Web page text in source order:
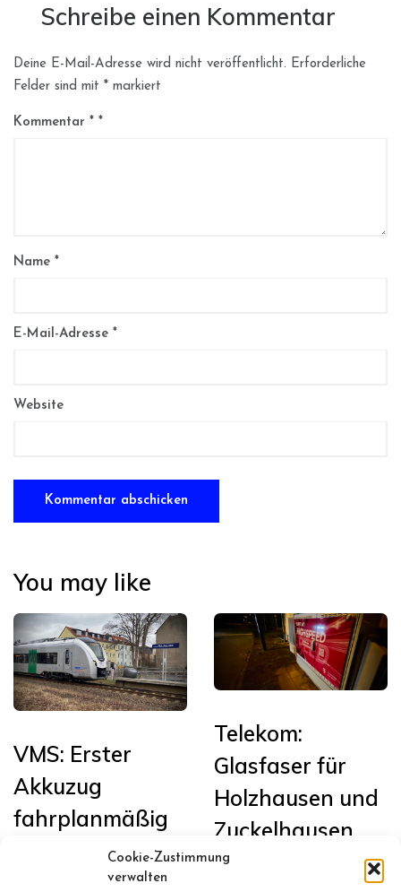
Cookie-Zustimmung
verwalten
Schreibe einen Kommentar
Deine E-Mail-Adresse wird nicht veröffentlicht. Erforderliche
Felder sind mit * markiert
Kommentar *
Name *
E-Mail-Adresse *
Website
You may like
VMS: Erster
Akkuzug
fahrplanmäßig
in Sachsen auf
der Bahnstrecke
Telekom:
Glasfaser für
Holzhausen und
Zuckelhausen